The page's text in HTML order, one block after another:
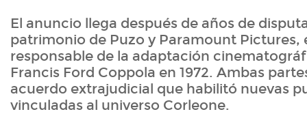
El anuncio llega después de años de
patrimonio de Puzo y Paramount Pictures,
responsable de la adaptación
Francis Ford Coppola en 1972. Ambas
acuerdo extrajudicial que habilitó nuevas
vinculadas al universo Corleone.